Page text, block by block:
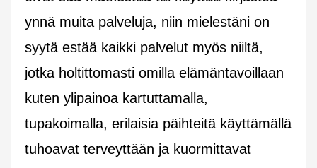
ynnä muita palveluja, niin mielestäni on
syytä estää kaikki palvelut myös niiltä,
jotka holtittomasti omilla elämäntavoillaan
kuten ylipainoa kartuttamalla,
tupakoimalla, erilaisia päihteitä käyttämällä
tuhoavat terveyttään ja kuormittavat